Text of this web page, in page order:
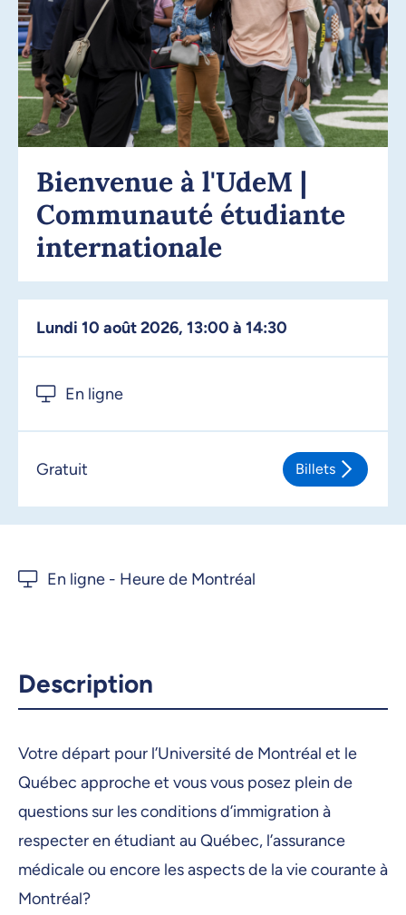
Bienvenue à l'UdeM |
Communauté étudiante
internationale
lundi 10 août 2026, 13:00 à 14:30
En ligne
Gratuit Billets
Description
Votre départ pour l’Université de Montréal et le
Québec approche et vous vous posez plein de
questions sur les conditions d’immigration à
respecter en étudiant au Québec, l’assurance
médicale ou encore les aspects de la vie courante à
Montréal?